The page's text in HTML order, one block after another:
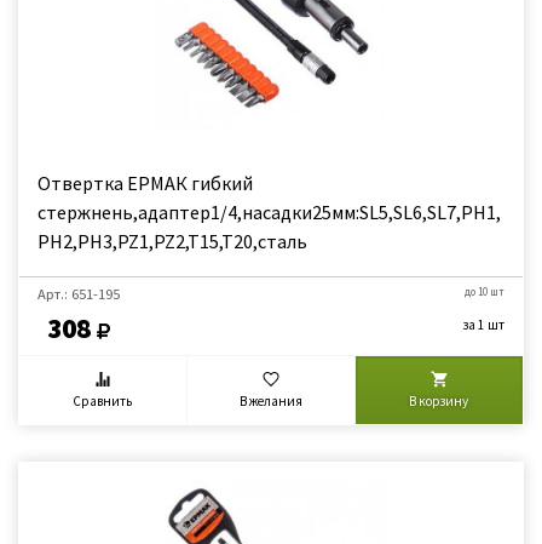
Отвертка ЕРМАК гибкий
стержнень,адаптер1/4,насадки25мм:SL5,SL6,SL7,PH1,
PH2,PH3,PZ1,PZ2,T15,T20,сталь
Арт.: 651-195
308
до 10 шт
за 1 шт
Сравнить В желания В корзину